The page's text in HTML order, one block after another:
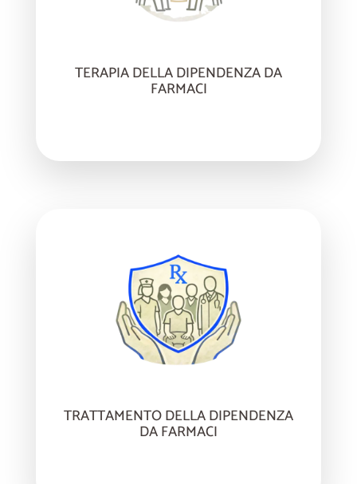
TERAPIA DELLA DIPENDENZA DA
FARMACI
TRATTAMENTO DELLA DIPENDENZA
DA FARMACI